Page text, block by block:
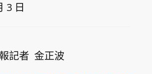
3 日
記者 金正波